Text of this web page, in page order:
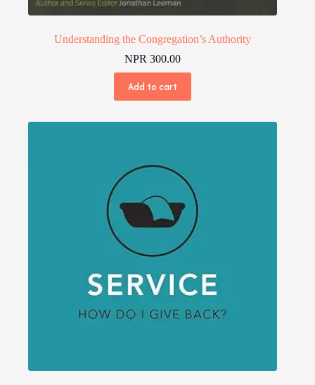
Understanding the Congregation’s Authority
NPR 300.00
Add to cart